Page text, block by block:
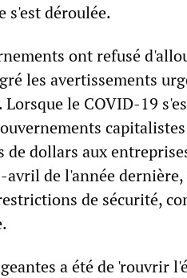
s'est déroulée.
ont refusé
les avertissements
le COVID-19
dollars aux
avril de l'année
de sécurité,
a été de 'rouvrir